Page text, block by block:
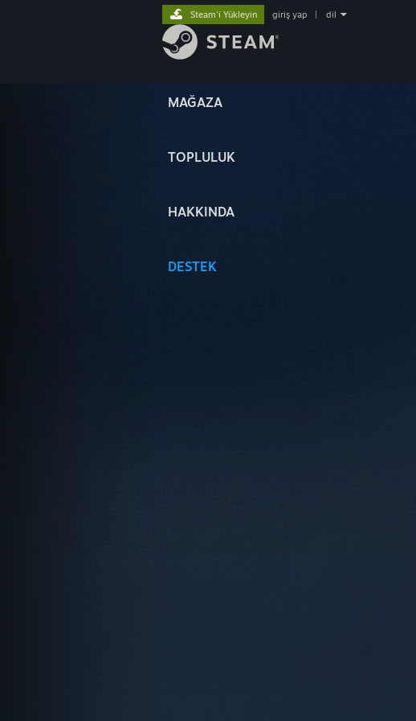
MAĞAZA
TOPLULUK
HAKKINDA
DESTEK
Steam'i Yükleyin giriş yap dil